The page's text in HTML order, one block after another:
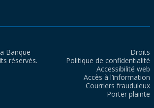
Banque
réservés.
Droits
Politique de confidentialité
Accessibilité web
Accès à l’information
Courriers frauduleux
Porter plainte